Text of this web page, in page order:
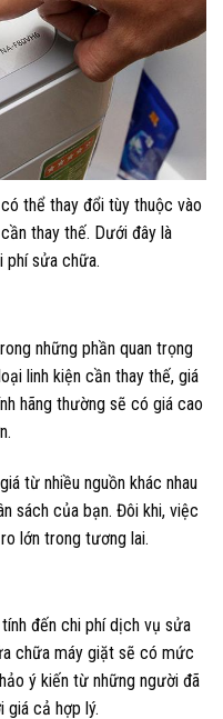
thể thay đổi tùy thuộc vào
thay thế. Dưới đây là
phí sửa chữa.
những phần quan trọng
linh kiện cần thay thế, giá
hãng thường sẽ có giá cao
từ nhiều nguồn khác nhau
sách của bạn. Đôi khi, việc
lớn trong tương lai.
đến chi phí dịch vụ sửa
chữa máy giặt sẽ có mức
ý kiến từ những người đã
giá cả hợp lý.